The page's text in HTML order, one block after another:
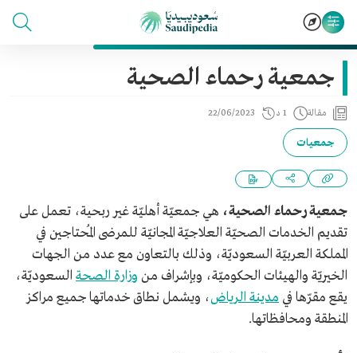
جمعية رحماء الصحية
مقالة 1 د 22/06/2023
جمعيات
جمعية رحماء الصحية، هي جمعيّة أهليّة غير ربحية، تعمل على
تقديم الخدمات الصحيّة العلاجيّة المجانيّة للمرضى المُحتاجين في
المملكة العربيّة السعوديّة، وذلك بالتعاون مع عدد من الجهات
الخيريّة والهيئات الحكوميّة، وبإشراف من وزارة الصحة السعوديّة،
يقع مقرّها في مدينة الرياض، ويشمل نطاق خدماتها جميع مراكز
المنطقة ومحافظاتها.